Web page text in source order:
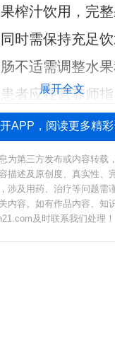
榨汁饮用，完
时需保持充足
不适需调整水
者应在营养师
。
展开全文
APP，阅读更多精
为第三方发布或内容转载
描述及原创度、真实性、
涉及用药、治疗等问题需
内容。如有作品内容、知
及时联系我们处理！